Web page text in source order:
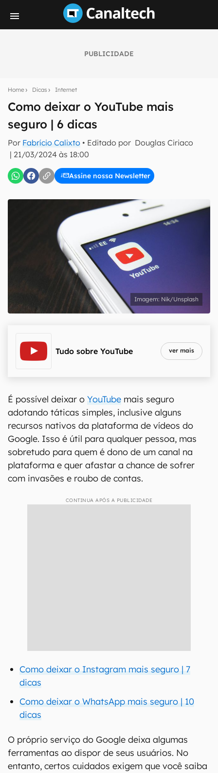
PUBLICIDADE
Home Dicas Internet
Como deixar o YouTube mais
seguro | 6 dicas
Por Fabrício Calixto • Editado por Douglas Ciriaco
| 21/03/2024 às 18:00
Assine nossa Newsletter
notícias e reviews sobre tecnologia em primeira
E-mail
Uso e Política de Privacidade do Canaltech.
Nik/Unsplash
Tudo sobre YouTube ver mais
É possível deixar o YouTube mais seguro
adotando táticas simples, inclusive alguns
recursos nativos da plataforma de vídeos do
Google. Isso é útil para qualquer pessoa, mas
sobretudo para quem é dono de um canal na
plataforma e quer afastar a chance de sofrer
com invasões e roubo de contas.
CONTINUA APÓS A PUBLICIDADE
Como deixar o Instagram mais seguro | 7
dicas
Como deixar o WhatsApp mais seguro | 10
dicas
O próprio serviço do Google deixa algumas
ferramentas ao dispor de seus usuários. No
entanto, certos cuidados exigem que você saiba